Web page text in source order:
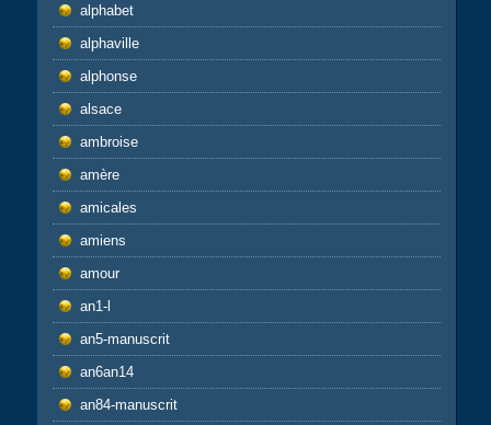
alphabet
alphaville
alphonse
alsace
ambroise
amère
amicales
amiens
amour
an1-l
an5-manuscrit
an6an14
an84-manuscrit